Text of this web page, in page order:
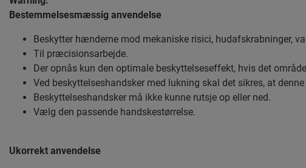
Bestemmelsesmæssig anvendelse
Beskytter hænderne mod mekaniske risici, hudafskrabninger,
Til præcisionsarbejde.
Der opnås kun den optimale beskyttelseseffekt, hvis det
Ved beskyttelseshandsker med lukning skal det sikres, at
Beskyttelseshandsker må ikke kunne rutsje op eller ned.
Vælg den passende handskestørrelse.
Ukorrekt anvendelse